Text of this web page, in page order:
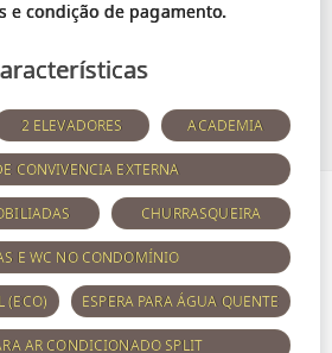
2 ELEVADORES ACADEMIA
CONVIVENCIA EXTERNA
CHURRASQUEIRA
E WC NO CONDOMÍNIO
(ECO) ESPERA PARA ÁGUA QUENTE
AR CONDICIONADO SPLIT